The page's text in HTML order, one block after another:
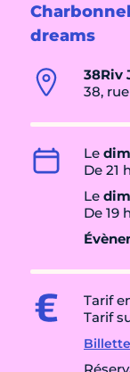
dreams
38Riv
38,
Le
De 21
Le
De 19
Tarif
Tarif